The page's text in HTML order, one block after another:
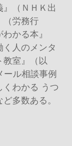
（ＮＨＫ出
（労務行
かる本』
く人のメンタ
教室』（以
ール相談事例
わかる うつ
多数ある。